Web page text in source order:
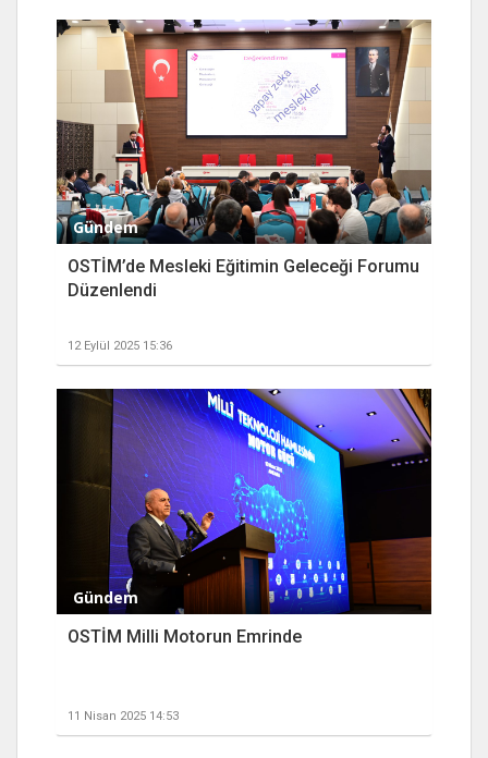
Gündem
OSTİM’de Mesleki Eğitimin Geleceği Forumu
Düzenlendi
12 Eylül 2025 15:36
Gündem
OSTİM Milli Motorun Emrinde
11 Nisan 2025 14:53